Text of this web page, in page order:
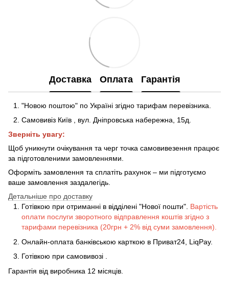
Доставка Оплата Гарантія
"Новою поштою" по Україні згідно тарифам перевізника.
Самовивіз Київ
вул. Дніпровська набережна , 15д
Зверніть увагу:
Щоб уникнути очікування та черг точка самовивезення працює
за підготовленими замовленнями.
Оформіть замовлення та сплатіть рахунок – ми підготуємо
ваше замовлення заздалегідь.
Детальніше про доставку
Готівкою при отриманні в відділені "Нової пошти". Вартість
оплати послуги зворотного відправлення коштів згідно з
тарифами перевізника (20грн + 2% від суми замовлення).
Онлайн-оплата банківською карткою в Приват24, LiqPay.
Готівкою при самовивозі
Гарантія від виробника 12 місяців.